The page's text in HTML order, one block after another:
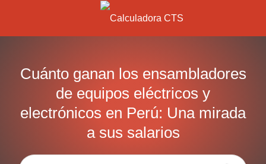
Cuánto ganan los ensambladores
de equipos eléctricos y
electrónicos en Perú: Una mirada
a sus salarios